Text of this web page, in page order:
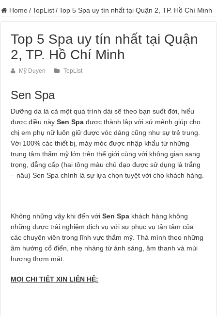
Home / TopList / Top 5 Spa uy tín nhất tại Quận 2, TP. Hồ Chí Minh
Top 5 Spa uy tín nhất tại Quận
2, TP. Hồ Chí Minh
Mỹ Duyen TopList
Sen Spa
Dưỡng da là cả một quá trình dài sẽ theo bạn suốt đời, hiểu
được điều nàySen Spa được thành lập với sứ mệnh giúp cho
chị em phụ nữ luôn giữ được vóc dáng cũng như sự trẻ trung.
Với 100% các thiết bị, máy móc được nhập khẩu từ những
trung tâm thẩm mỹ lớn trên thế giới cùng với không gian sang
trọng, đẳng cấp (hai tông màu chủ đạo được sử dụng là trắng
– nâu) Sen Spa chính là sự lựa chọn tuyệt vời cho khách hàng.
Không những vậy khi đến vớiSen Spa khách hàng không
những được trải nghiệm dịch vụ với sự phục vụ tận tâm của
các chuyên viên trong lĩnh vực thẩm mỹ. Thả mình theo những
âm hưởng cổ điển, nhẹ nhàng từ ánh sáng, âm thanh và mùi
hương thơm mát.
MỌI CHI TIẾT XIN LIÊN HỆ: